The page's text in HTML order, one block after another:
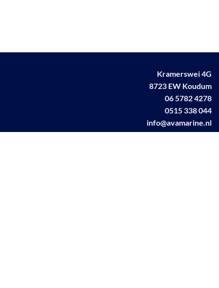
Kramerswei 4G
8723 EW Koudum
06 5782 4278
0515 338 044
info@avamarine.nl